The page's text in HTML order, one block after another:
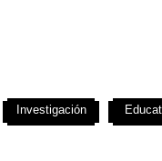
Investigación